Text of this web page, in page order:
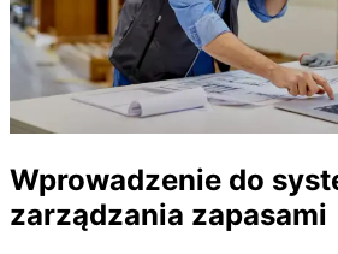
Wprowadzenie do
zarządzania zapasami